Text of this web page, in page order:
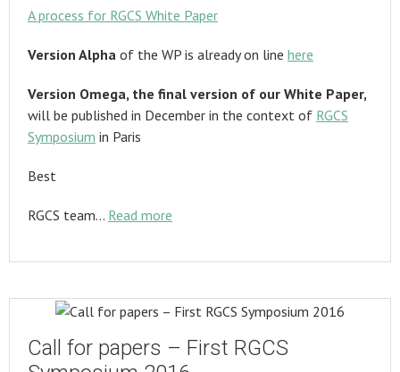
A process for RGCS White Paper
Version Alpha of the WP is already on line here
Version Omega, the final version of our White Paper,
will be published in December in the context of RGCS
Symposium in Paris
Best
RGCS team… Read more
Call for papers – First RGCS